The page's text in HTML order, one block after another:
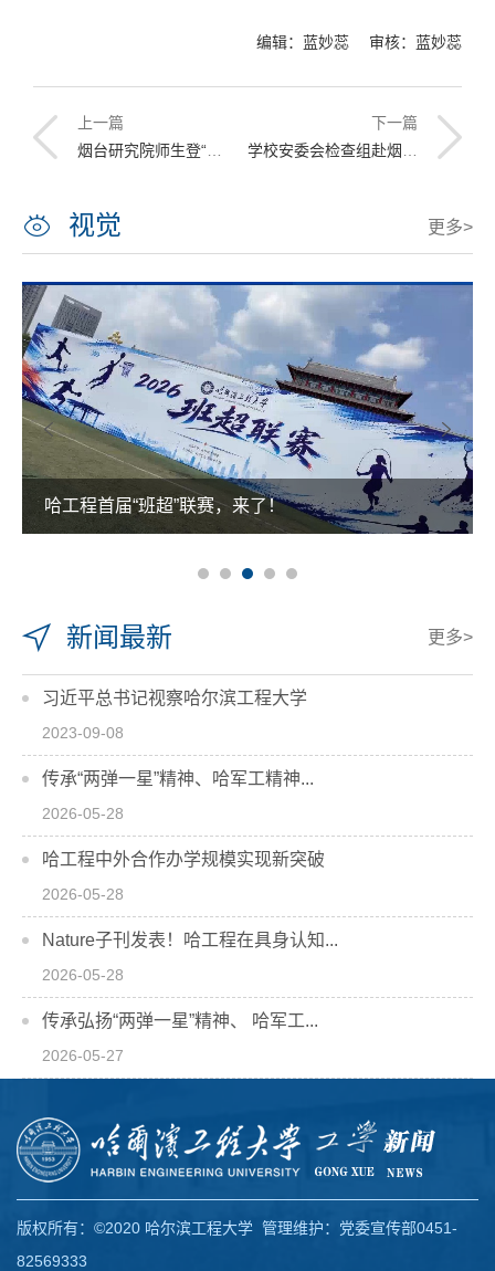
编辑：蓝妙蕊 审核：蓝妙蕊
上一篇
烟台研究院师生登“东方恒远”号开展实践教学 在国之重器一线厚植兴海报国情怀
下一篇
学校安委会检查组赴烟台研究院开展安全督导检查
视觉 更多>
哈工程首届“班超”联赛，来了！
新闻最新 更多>
习近平总书记视察哈尔滨工程大学
2023-09-08
传承“两弹一星”精神、哈军工精神...
2026-05-28
哈工程中外合作办学规模实现新突破
2026-05-28
Nature子刊发表！哈工程在具身认知...
2026-05-28
传承弘扬“两弹一星”精神、 哈军工...
2026-05-27
版权所有：©2020 哈尔滨工程大学 管理维护：党委宣传部0451-
82569333